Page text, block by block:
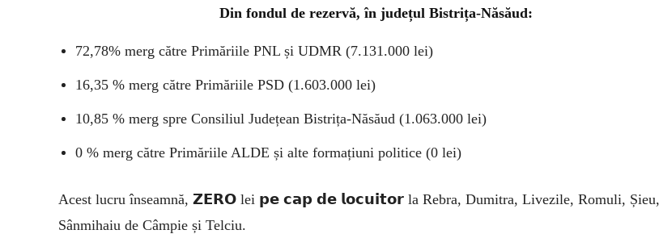
Din fondul de rezervă, în județul Bistrița-Năsăud:
72,78% merg către Primăriile PNL și UDMR (7.131.000 lei)
16,35 % merg către Primăriile PSD (1.603.000 lei)
10,85 % merg spre Consiliul Județean Bistrița-Năsăud (1.063.000 lei)
0 % merg către Primăriile ALDE și alte formațiuni politice (0 lei)
Acest lucru înseamnă, 𝗭𝗘𝗥𝗢 lei 𝗽𝗲 𝗰𝗮𝗽 𝗱𝗲 𝗹𝗼𝗰𝘂𝗶𝘁𝗼𝗿 la Rebra, Dumitra, Livezile, Romuli, Șieu,
Sânmihaiu de Câmpie și Telciu.